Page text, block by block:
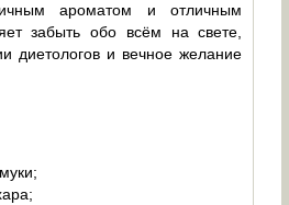
ароматом и отличным
забыть обо всём на свете,
диетологов и вечное желание